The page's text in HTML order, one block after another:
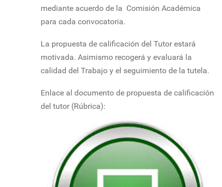
mediante acuerdo de la Comisión Académica
para cada convocatoria.
La propuesta de calificación del Tutor estará
motivada. Asimismo recogerá y evaluará la
calidad del Trabajo y el seguimiento de la tutela.
Enlace al documento de propuesta de calificación
del tutor (Rúbrica):